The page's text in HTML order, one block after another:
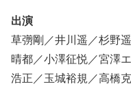
出演
草彅剛／井川遥／杉野
晴都／小澤征悦／宮澤
浩正／玉城裕規／高橋